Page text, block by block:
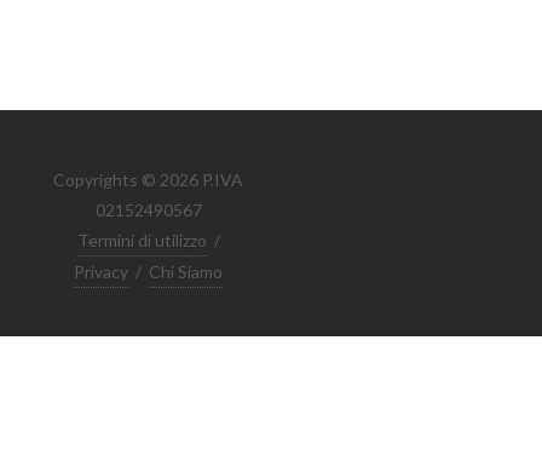
Copyrights © 2026 P.IVA
02152490567
Termini di utilizzo /
Privacy / Chi Siamo